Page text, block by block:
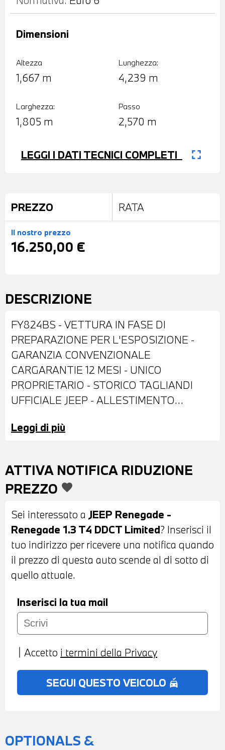
Altezza
1,667 m
Lunghezza:
4,239 m
Dimensioni
Larghezza:
1,805 m
Passo
2,570 m
LEGGI I DATI TECNICI COMPLETI fullscreen
PREZZO RATA
Il nostro prezzo
16.250,00 €
DESCRIZIONE
FY824BS - VETTURA IN FASE DI
PREPARAZIONE PER L'ESPOSIZIONE -
GARANZIA CONVENZIONALE
CARGARANTIE 12 MESI - UNICO
PROPRIETARIO - STORICO TAGLIANDI
UFFICIALE JEEP - ALLESTIMENTO
PASTELLO ALPINE WHITE - CERCHI IN
BARRE PORTATUTTO SUL TETTO -
SENSORI DI PARCHEGGIO POSTERIORI -
PELLE A TRE RAZZE CON COMANDI
MULTIFUNZIONE - CRUISE CONTROL -
CAMBIO AUTOMATICO - CONTROLLO
ELETTRONICO DELLA CORSIA -
CLIMATIZZATORE AUTOMATICO BIZONA -
BRACCIOLO ANTERIORE - USB -
BLUETOOTH - RADIO DIGITALE DAB -
POSSIBILITA' DI PROVA - POSSIBILITA' DI
FINANZIAMENTO ANCHE PER L'INTERO
IMPORTO
Leggi di più
ATTIVA NOTIFICA RIDUZIONE
PREZZO favorite
Sei interessato a JEEP Renegade -
Renegade 1.3 T4 DDCT Limited? Inserisci il
tuo indirizzo per ricevere una notifica quando
il prezzo di questa auto scende al di sotto di
quello attuale.
Inserisci la tua mail
Accetto i termini della Privacy
SEGUI QUESTO VEICOLO no_crash
OPTIONALS &